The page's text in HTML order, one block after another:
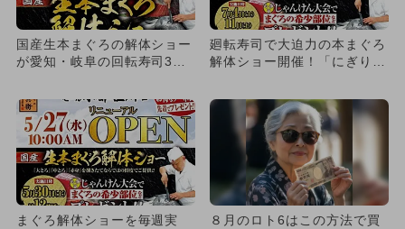
国産生本まぐろの解体ショー
が愛知・岐阜の回転寿司3店
廻転寿司で大迫力の本まぐろ
解体ショー開催！「にぎりの
まぐろ解体ショーを毎週実
８月のロト6はこの方法で買